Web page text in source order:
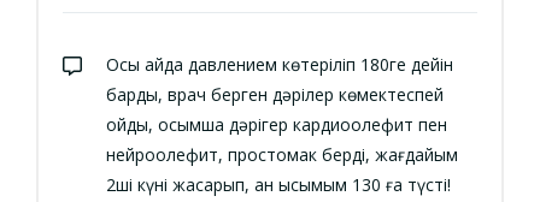
Осы айда давлением көтеріліп 180ге дейін
барды, врач берген дәрілер көмектеспей
қойды, қосымша дәрігер кардиоолефит пен
нейроолефит, простомак берді, жағдайым
2ші күні жақсарып, қан қысымым 130 ға түсті!